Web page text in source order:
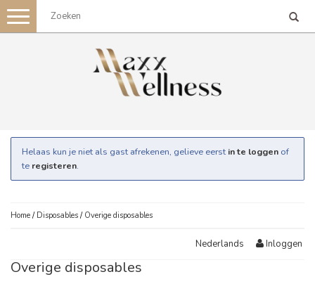
Toggle
navigation
Helaas kun je niet als gast afrekenen, gelieve eerst in te loggen of
te registeren.
Home / Disposables / Overige disposables
Nederlands Inloggen
Overige disposables